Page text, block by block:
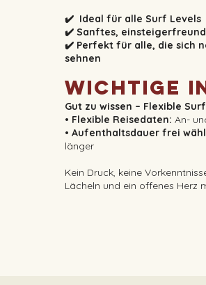
✔️ Ideal für alle Surf Levels
✔️ Sanftes,
✔️ Perfekt für alle, die sich
sehnen
Wichtige
Gut zu wissen – Flexible
• Flexible Reisedaten: An-
• Aufenthaltsdauer frei
länger
Kein Druck, keine
Lächeln und ein offenes Herz